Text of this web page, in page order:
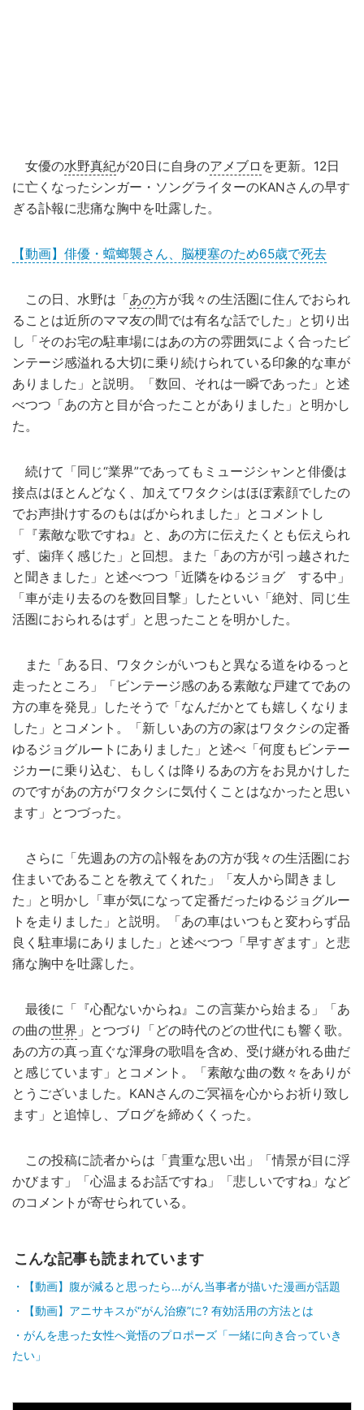
女優の水野真紀が20日に自身のアメブロ を更新。12日
に亡くなったシンガー・ソングライターのKANさんの早す
ぎる訃報に悲痛な胸中を吐露した。
【動画】俳優・蟷螂襲さん、脳梗塞のため65歳で死去
この日、水野は「あの方が我々の生活圏に住んでおられ
ることは近所のママ友の間では有名な話でした」と切り出
し「そのお宅の駐車場にはあの方の雰囲気によく合ったビ
ンテージ感溢れる大切に乗り続けられている印象的な車が
ありました」と説明。「数回、それは一瞬であった」と述
べつつ「あの方と目が合ったことがありました」と明かし
た。
続けて「同じ“業界”であってもミュージシャンと俳優は
接点はほとんどなく、加えてワタクシはほぼ素顔でしたの
でお声掛けするのもはばかられました」とコメントし
「『素敵な歌ですね』と、あの方に伝えたくとも伝えられ
ず、歯痒く感じた」と回想。また「あの方が引っ越された
と聞きました」と述べつつ「近隣をゆるジョグ する中」
「車が走り去るのを数回目撃」したといい「絶対、同じ生
活圏におられるはず」と思ったことを明かした。
また「ある日、ワタクシがいつもと異なる道をゆるっと
走ったところ」「ビンテージ感のある素敵な戸建てであの
方の車を発見」したそうで「なんだかとても嬉しくなりま
した」とコメント。「新しいあの方の家はワタクシの定番
ゆるジョグルートにありました」と述べ「何度もビンテー
ジカーに乗り込む、もしくは降りるあの方をお見かけした
のですがあの方がワタクシに気付くことはなかったと思い
ます」とつづった。
さらに「先週あの方の訃報をあの方が我々の生活圏にお
住まいであることを教えてくれた」「友人から聞きまし
た」と明かし「車が気になって定番だったゆるジョグルー
トを走りました」と説明。「あの車はいつもと変わらず品
良く駐車場にありました」と述べつつ「早すぎます」と悲
痛な胸中を吐露した。
最後に「『心配ないからね』この言葉から始まる」「あ
の曲の世界 」とつづり「どの時代のどの世代にも響く歌。
あの方の真っ直ぐな渾身の歌唱を含め、受け継がれる曲だ
と感じています」とコメント。「素敵な曲の数々をありが
とうございました。KANさんのご冥福を心からお祈り致し
ます」と追悼し、ブログを締めくくった。
この投稿に読者からは「貴重な思い出」「情景が目に浮
かびます」「心温まるお話ですね」「悲しいですね」など
のコメントが寄せられている。
こんな記事も読まれています
【動画】腹が減ると思ったら…がん当事者が描いた漫画が話題
【動画】アニサキスが“がん治療”に? 有効活用の方法とは
がんを患った女性へ覚悟のプロポーズ「一緒に向き合っていき
たい」